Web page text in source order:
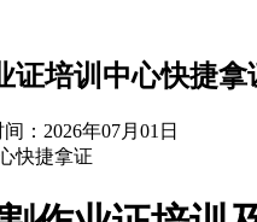
证培训中心快捷拿
：2026年07月01日
快捷拿证